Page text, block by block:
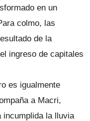
en un
colmo, las
de la
ingreso de capitales
es igualmente
a Macri,
incumplida la lluvia